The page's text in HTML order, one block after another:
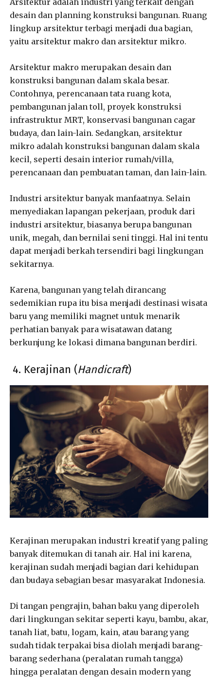
desain dan planning konstruksi bangunan. Ruang
lingkup arsitektur terbagi menjadi dua bagian,
yaitu arsitektur makro dan arsitektur mikro.
Arsitektur makro merupakan desain dan
konstruksi bangunan dalam skala besar.
Contohnya, perencanaan tata ruang kota,
pembangunan jalan toll, proyek konstruksi
infrastruktur MRT, konservasi bangunan cagar
budaya, dan lain-lain. Sedangkan, arsitektur
mikro adalah konstruksi bangunan dalam skala
kecil, seperti desain interior rumah/villa,
perencanaan dan pembuatan taman, dan lain-lain.
Industri arsitektur banyak manfaatnya. Selain
menyediakan lapangan pekerjaan, produk dari
industri arsitektur, biasanya berupa bangunan
unik, megah, dan bernilai seni tinggi. Hal ini tentu
dapat menjadi berkah tersendiri bagi lingkungan
sekitarnya.
Karena, bangunan yang telah dirancang
sedemikian rupa itu bisa menjadi destinasi wisata
baru yang memiliki magnet untuk menarik
perhatian banyak para wisatawan datang
berkunjung ke lokasi dimana bangunan berdiri.
4. Kerajinan (Handicraft)
Kerajinan merupakan industri kreatif yang paling
banyak ditemukan di tanah air. Hal ini karena,
kerajinan sudah menjadi bagian dari kehidupan
dan budaya sebagian besar masyarakat Indonesia.
Di tangan pengrajin, bahan baku yang diperoleh
dari lingkungan sekitar seperti kayu, bambu, akar,
tanah liat, batu, logam, kain, atau barang yang
sudah tidak terpakai bisa diolah menjadi barang-
barang sederhana (peralatan rumah tangga)
hingga peralatan dengan desain modern yang